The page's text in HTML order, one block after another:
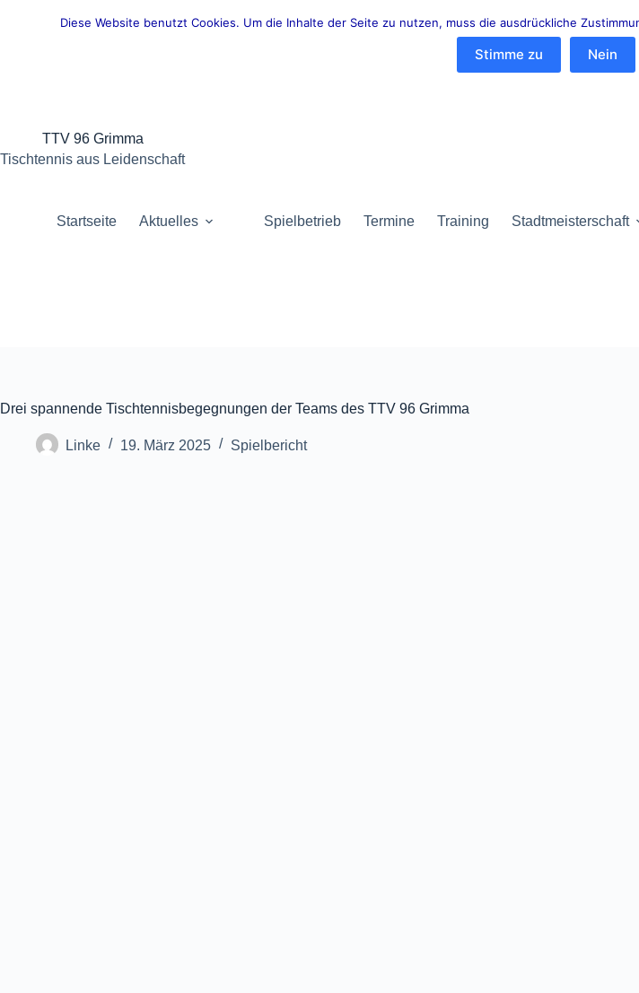
TTV 96 Grimma
Tischtennis aus Leidenschaft
Startseite Aktuelles Spielbetrieb Termine Training Stadtmeisterschaft
Drei spannende Tischtennisbegegnungen der Teams des TTV 96 Grimma
Linke 19. März 2025 Spielbericht
Diese Website benutzt Cookies. Um die Inhalte der Seite zu nutzen, muss die ausdrückliche
Stimme zu Nein